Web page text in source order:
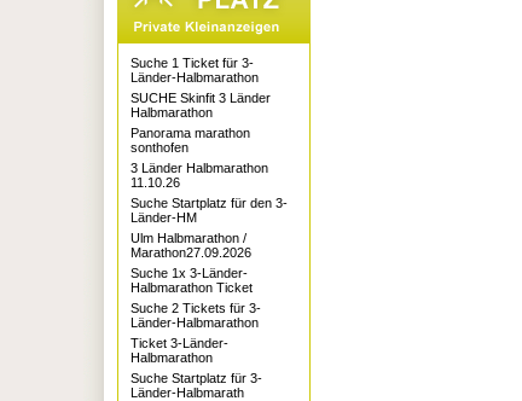
Suche 1 Ticket für 3-
Länder-Halbmarathon
SUCHE Skinfit 3 Länder
Halbmarathon
Panorama marathon
sonthofen
3 Länder Halbmarathon
11.10.26
Suche Startplatz für den 3-
Länder-HM
Ulm Halbmarathon /
Marathon27.09.2026
Suche 1x 3-Länder-
Halbmarathon Ticket
Suche 2 Tickets für 3-
Länder-Halbmarathon
Ticket 3-Länder-
Halbmarathon
Suche Startplatz für 3-
Länder-Halbmarath